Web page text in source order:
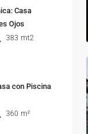
Casa
Ojos
383 mt2
con Piscina
360 m²